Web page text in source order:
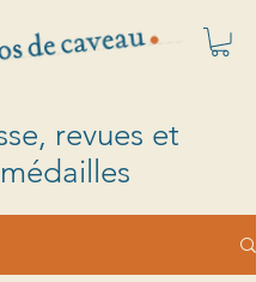
revues et
médailles